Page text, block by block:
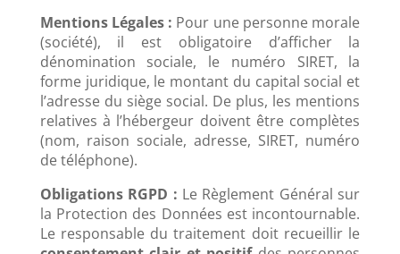
Mentions Légales : Pour une personne morale
(société), il est obligatoire d’afficher la
dénomination sociale, le numéro SIRET, la
forme juridique, le montant du capital social et
l’adresse du siège social. De plus, les mentions
relatives à l’hébergeur doivent être complètes
(nom, raison sociale, adresse, SIRET, numéro
de téléphone).
Obligations RGPD : Le Règlement Général sur
la Protection des Données est incontournable.
Le responsable du traitement doit recueillir le